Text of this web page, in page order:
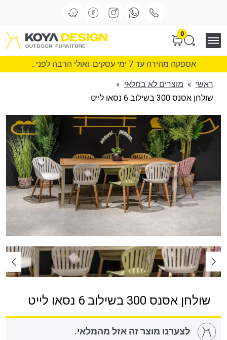
0
אספקה מהירה עד 7 ימי עסקים. ואולי הרבה לפני...
ראשי » מוצרים לא במלאי »
שולחן אסנס 300 בשילוב 6 נסאו לייט
שולחן אסנס 300 בשילוב 6 נסאו לייט
לצערנו מוצר זה אזל מהמלאי.